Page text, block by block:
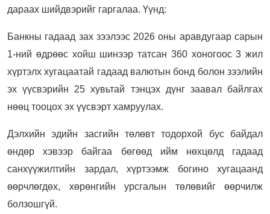
дараах шийдвэрийг гаргалаа. Үүнд:
Банкны гадаад зах зээлээс 2026 оны аравдугаар сарын
1-ний өдрөөс хойш шинээр татсан 360 хоногоос 3 жил
хүртэлх хугацаатай гадаад валютын бонд болон зээлийн
эх үүсвэрийн 25 хувьтай тэнцэх дүнг заавал байлгах
нөөц тооцох эх үүсвэрт хамруулах.
Дэлхийн эдийн засгийн төлөвт тодорхой бус байдал
өндөр хэвээр байгаа бөгөөд ийм нөхцөлд гадаад
санхүүжилтийн зардал, хүртээмж богино хугацаанд
өөрчлөгдөх, хөрөнгийн урсгалын төлөвийг өөрчилж
болзошгүй.